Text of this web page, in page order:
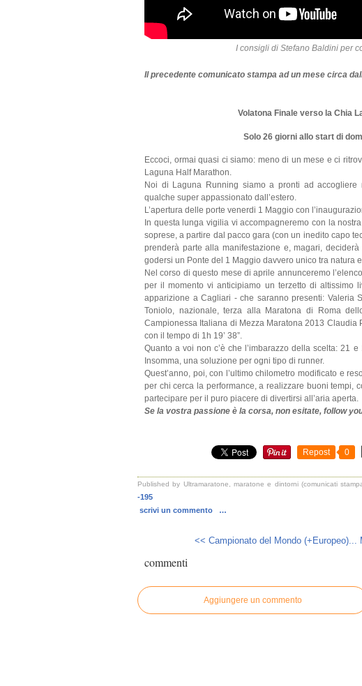
I consigli di Stefano Baldini per
Il precedente comunicato stampa ad un mese circa
Volatona Finale verso la Chia
Solo 26 giorni allo start di
Eccoci, ormai quasi ci siamo: meno di un mese e ci
Laguna Half Marathon.
Noi di Laguna Running siamo a pronti ad
qualche super appassionato dall’estero.
L’apertura delle porte venerdi 1 Maggio con
In questa lunga vigilia vi accompagneremo con la
soprese, a partire dal pacco gara (con un inedito capo
prenderà parte alla manifestazione e, magari,
godersi un Ponte del 1 Maggio davvero unico tra natura
Nel corso di questo mese di aprile annunceremo
per il momento vi anticipiamo un terzetto di altissimo
apparizione a Cagliari - che saranno presenti: Valeria
Toniolo, nazionale, terza alla Maratona di Roma
Campionessa Italiana di Mezza Maratona 2013 Claudia
con il tempo di 1h 19’ 38”.
Quanto a voi non c’è che l’imbarazzo della scelta: 21
Insomma, una soluzione per ogni tipo di runner.
Quest’anno, poi, con l’ultimo chilometro modificato e
per chi cerca la performance, a realizzare buoni tempi,
partecipare per il puro piacere di divertirsi all’aria aperta.
Se la vostra passione è la corsa, non esitate, follow
Repost 0
Published by Ultramaratone, maratone e dintorni (comunicati
-195
scrivi un commento
…
<< Campionato del Mondo (+Europeo)...
commenti
Aggiungere un commento